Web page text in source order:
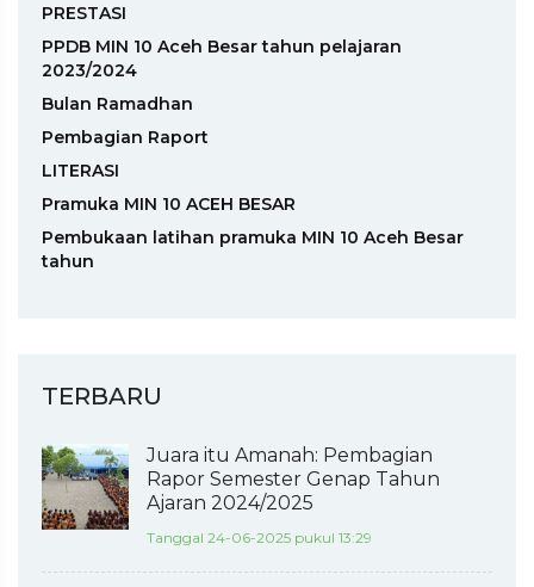
PRESTASI
PPDB MIN 10 Aceh Besar tahun pelajaran
2023/2024
Bulan Ramadhan
Pembagian Raport
LITERASI
Pramuka MIN 10 ACEH BESAR
Pembukaan latihan pramuka MIN 10 Aceh Besar
tahun
TERBARU
Juara itu Amanah: Pembagian
Rapor Semester Genap Tahun
Ajaran 2024/2025
Tanggal 24-06-2025 pukul 13:29